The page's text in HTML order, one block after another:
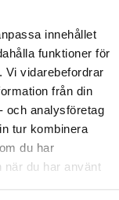
innehållet
funktioner för
Vi vidarebefordrar
från din
och analysföretag
tur kombinera
du har
när du har använt
4.9